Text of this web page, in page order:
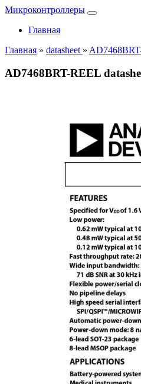
Микроконтроллеры
Главная
Главная » datasheet »
AD7468BRT-REEL